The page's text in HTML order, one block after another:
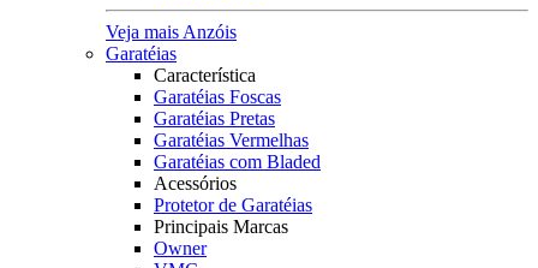
Veja mais Anzóis
Garatéias
Característica
Garatéias Foscas
Garatéias Pretas
Garatéias Vermelhas
Garatéias com Bladed
Acessórios
Protetor de Garatéias
Principais Marcas
Owner